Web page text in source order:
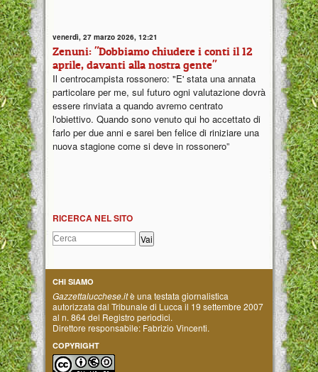
venerdì, 27 marzo 2026, 12:21
Zenuni: "Dobbiamo chiudere i conti il 12
aprile, davanti alla nostra gente"
Il centrocampista rossonero: "E' stata una annata
particolare per me, sul futuro ogni valutazione dovrà
essere rinviata a quando avremo centrato
l'obiettivo. Quando sono venuto qui ho accettato di
farlo per due anni e sarei ben felice di riniziare una
nuova stagione come si deve in rossonero”
RICERCA NEL SITO
CHI SIAMO
Gazzettalucchese.itè una testata giornalistica
autorizzata dal Tribunale di Lucca il 19 settembre 2007
al n. 864 del Registro periodici.
Direttore responsabile: Fabrizio Vincenti.
COPYRIGHT